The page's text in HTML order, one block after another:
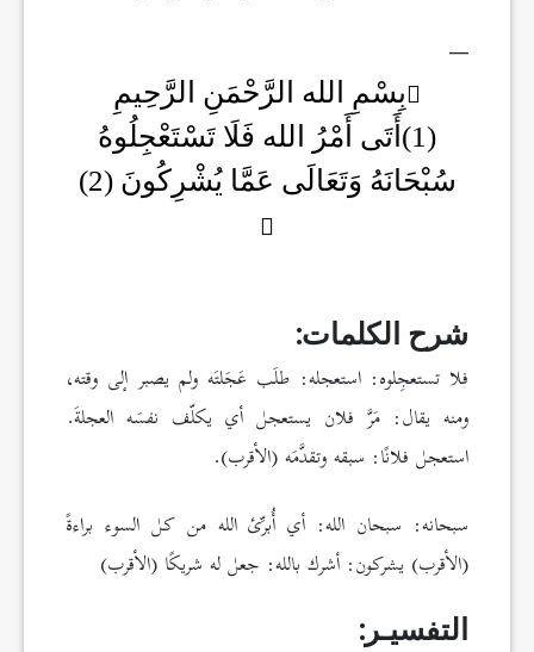
بِسْمِ الله الرَّحْمَنِ الرَّحِيمِ
(1)أَتَى أَمْرُ الله فَلَا تَسْتَعْجِلُوهُ
سُبْحَانَهُ وَتَعَالَى عَمَّا يُشْرِكُونَ (2)
شرح الكلمات:
فلا تستعجِلوه: استعجله: طلَب عَجَلتَه ولم يصبر إلى وقته،
ومنه يقال: مَرَّ فلان يستعجل أي يكلّف نفسَه العجلةَ.
استعجل فلانًا: سبقه وتقدَّمَه (الأقرب).
سبحانه: سبحان الله: أي أُبرِّئ الله من كل السوء براءةً
(الأقرب) يشركون: أشرك بالله: جعل له شريكًا (الأقرب)
التفسيـر: